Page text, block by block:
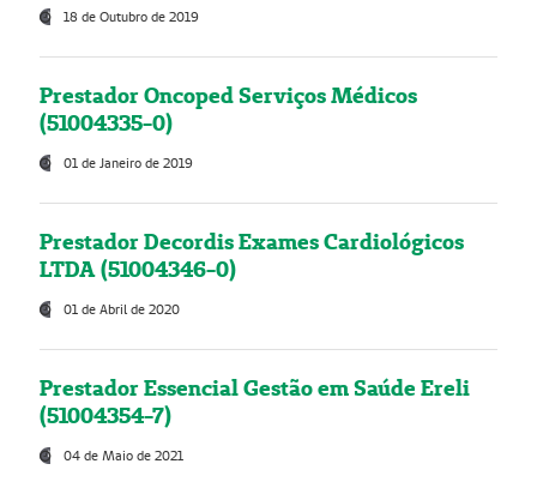
18 de Outubro de 2019
Prestador Oncoped Serviços Médicos
(51004335-0)
01 de Janeiro de 2019
Prestador Decordis Exames Cardiológicos
LTDA (51004346-0)
01 de Abril de 2020
Prestador Essencial Gestão em Saúde Ereli
(51004354-7)
04 de Maio de 2021